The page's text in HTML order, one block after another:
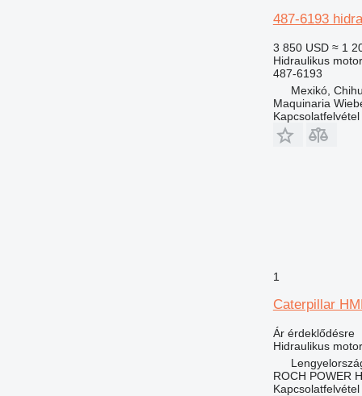
487-6193
3 850 USD ≈ 1
Hidraulikus motor
487-6193
Mexikó,
Maquinaria
1
Caterpillar
Ár érdeklődésre
Hidraulikus motor
ROCH POWER